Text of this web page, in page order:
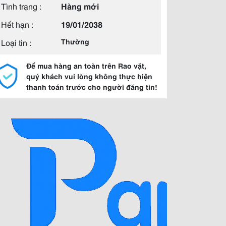
Tình trạng :
Hàng mới
Hết hạn :
19/01/2038
Loại tin :
Thường
Để mua hàng an toàn trên Rao vặt,
quý khách vui lòng không thực hiện
thanh toán trước cho người đăng tin!